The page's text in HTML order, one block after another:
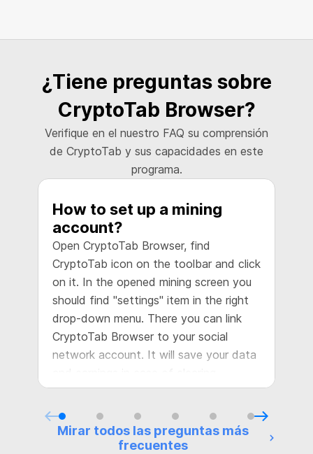
¿Tiene preguntas sobre
CryptoTab Browser?
Verifique en el nuestro FAQ su comprensión
de CryptoTab y sus capacidades en este
programa.
How to set up a mining
account?
Open CryptoTab Browser, find
CryptoTab icon on the toolbar and click
on it. In the opened mining screen you
should find "settings" item in the right
drop-down menu. There you can link
CryptoTab Browser to your social
network account. It will save your data
browser's cache, reinstallation of
operational system or computer crash.
It is highly recommended!
Mirar todos las preguntas más
frecuentes